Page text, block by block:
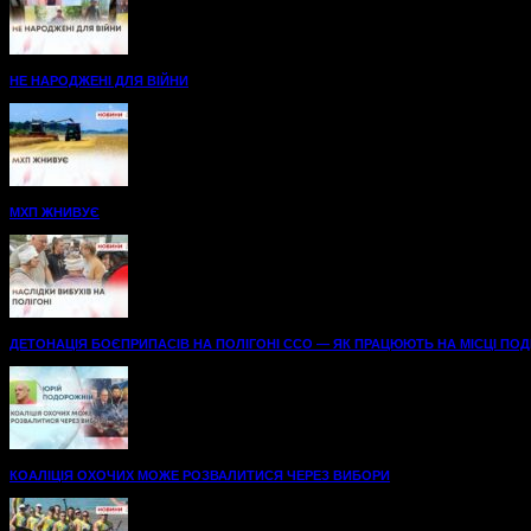
НЕ НАРОДЖЕНІ ДЛЯ ВІЙНИ
МХП ЖНИВУЄ
ДЕТОНАЦІЯ БОЄПРИПАСІВ НА ПОЛІГОНІ ССО — ЯК ПРАЦЮЮТЬ НА МІСЦІ
КОАЛІЦІЯ ОХОЧИХ МОЖЕ РОЗВАЛИТИСЯ ЧЕРЕЗ ВИБОРИ